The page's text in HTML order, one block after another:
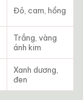
Đỏ, cam, hồng
Trắng, vàng
ánh kim
Xanh dương,
đen